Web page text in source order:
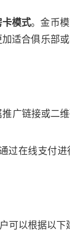
卡模式。金币
适合俱乐部
广链接或二
过在线支付
可以根据以下